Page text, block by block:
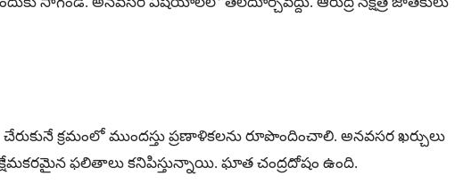
క్రమంలో ముందస్తు ప్రణాళికలను రూపొందించాలి. అనవసర ఖర్చులు
క్షేమకరమైన ఫలితాలు కనిపిస్తున్నాయి. ఘాత చంద్రదోషం ఉంది.